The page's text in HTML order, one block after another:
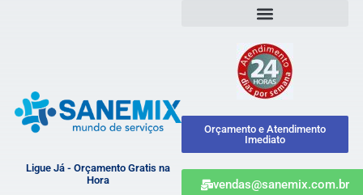
Ligue Já - Orçamento Gratis na
Hora
Orçamento e Atendimento
Imediato
vendas@sanemix.com.br